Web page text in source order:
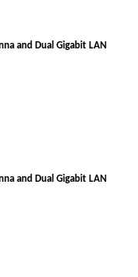
and Dual Gigabit LAN
and Dual Gigabit LAN